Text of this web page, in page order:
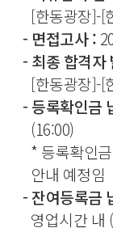
[한동광장]-[
- 면접고사 :
- 최종 합격자
[한동광장]-[
- 등록확인금
(16:00)
* 등록확인
안내 예정임
- 잔여등록금
영업시간 내